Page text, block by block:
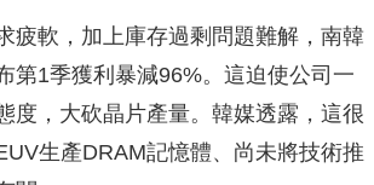
疲軟，加上庫存過剩問題難解，南韓
第1季獲利暴減96%。這迫使公司一
度，大砍晶片產量。韓媒透露，這很
生產DRAM記憶體、尚未將技術推